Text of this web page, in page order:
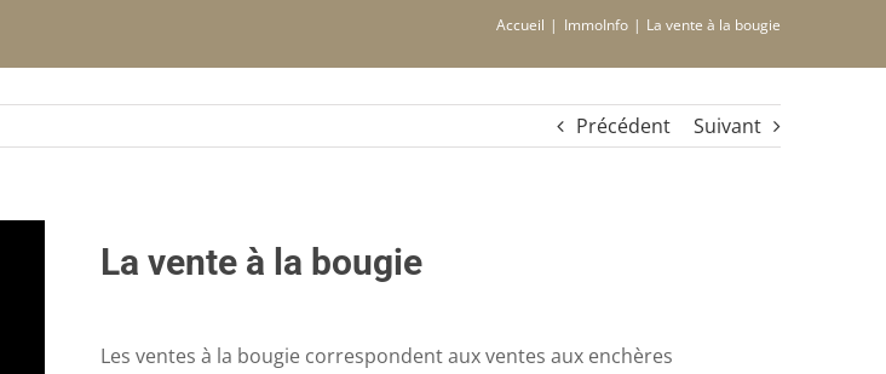
Accueil ImmoInfo La vente à la bougie
Précédent Suivant
La vente à la bougie
Les ventes à la bougie correspondent aux ventes aux enchères